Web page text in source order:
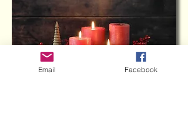
Email Facebook